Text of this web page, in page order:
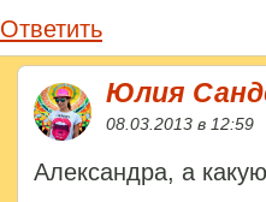
Ответить
Юлия
08.03.2013 в 12:59
Александра, а